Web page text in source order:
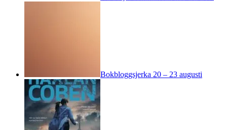
Bokbloggsjerka 20 – 23 augusti